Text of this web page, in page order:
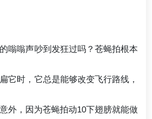
嗡嗡声吵到发狂过吗？苍蝇拍根本
它时，它总是能够改变飞行路线，
外，因为苍蝇拍动10下翅膀就能做